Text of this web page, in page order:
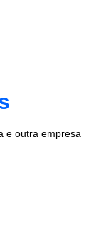
e outra empresa